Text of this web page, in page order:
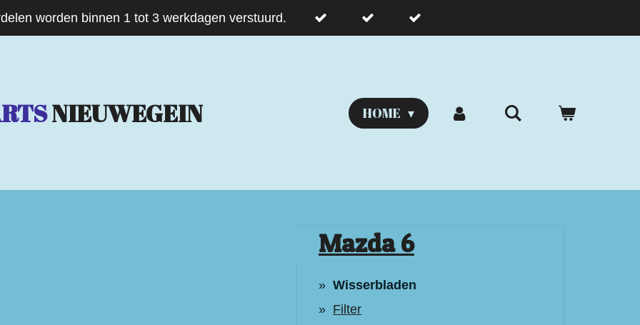
worden binnen 1 tot 3 werkdagen verstuurd.
NIEUWEGEIN HOME
Mazda 6
Wisserbladen
Filter